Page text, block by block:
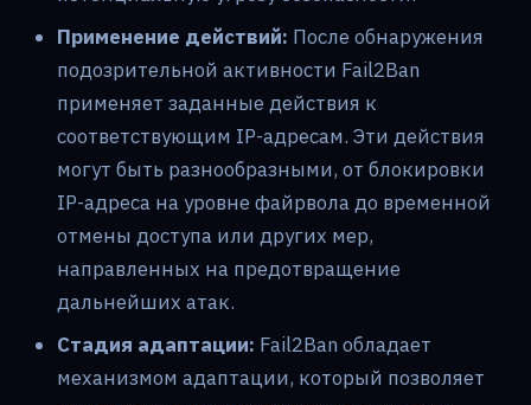
Применение действий: После обнаружения
подозрительной активности Fail2Ban
применяет заданные действия к
соответствующим IP-адресам. Эти действия
могут быть разнообразными, от блокировки
IP-адреса на уровне файрвола до временной
отмены доступа или других мер,
направленных на предотвращение
дальнейших атак.
Стадия адаптации: Fail2Ban обладает
механизмом адаптации, который позволяет